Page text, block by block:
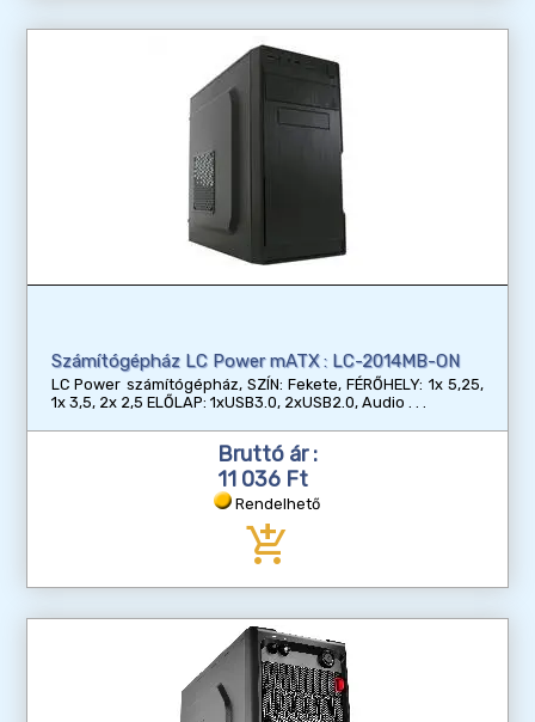
Számítógépház LC Power mATX : LC-2014MB-ON
LC Power számítógépház, SZÍN: Fekete, FÉRŐHELY: 1x 5,25,
1x 3,5, 2x 2,5 ELŐLAP: 1xUSB3.0, 2xUSB2.0, Audio
Bruttó ár :
11 036 Ft
Rendelhető
add_shopping_cart